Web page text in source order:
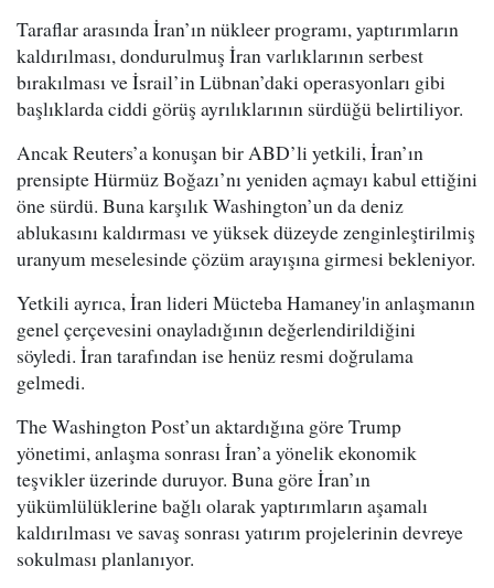
Taraflar arasında İran’ın nükleer programı, yaptırımların
kaldırılması, dondurulmuş İran varlıklarının serbest
bırakılması ve İsrail’in Lübnan’daki operasyonları gibi
başlıklarda ciddi görüş ayrılıklarının sürdüğü belirtiliyor.
Ancak Reuters’a konuşan bir ABD’li yetkili, İran’ın
prensipte Hürmüz Boğazı’nı yeniden açmayı kabul ettiğini
öne sürdü. Buna karşılık Washington’un da deniz
ablukasını kaldırması ve yüksek düzeyde zenginleştirilmiş
uranyum meselesinde çözüm arayışına girmesi bekleniyor.
Yetkili ayrıca, İran lideri Mücteba Hamaney'in anlaşmanın
genel çerçevesini onayladığının değerlendirildiğini
söyledi. İran tarafından ise henüz resmi doğrulama
gelmedi.
The Washington Post’un aktardığına göre Trump
yönetimi, anlaşma sonrası İran’a yönelik ekonomik
teşvikler üzerinde duruyor. Buna göre İran’ın
yükümlülüklerine bağlı olarak yaptırımların aşamalı
kaldırılması ve savaş sonrası yatırım projelerinin devreye
sokulması planlanıyor.